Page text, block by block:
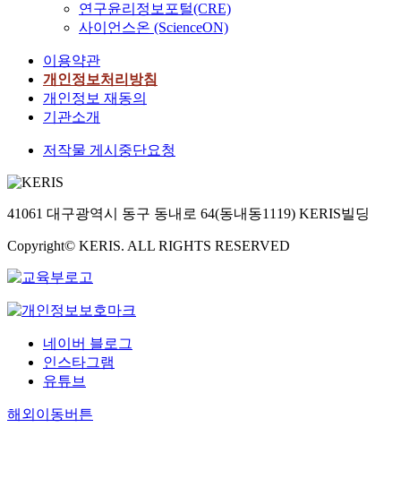
연구윤리정보포털(CRE)
사이언스온 (ScienceON)
이용약관
개인정보처리방침
개인정보 재동의
기관소개
저작물 게시중단요청
41061 대구광역시 동구 동내로 64(동내동1119) KERIS빌딩
Copyright© KERIS. ALL RIGHTS RESERVED
네이버 블로그
인스타그램
유튜브
해외이동버튼